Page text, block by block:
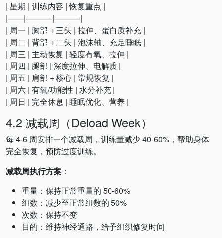
| 星期 | 训练内容 | 恢复重点 |
|——|———-|———-|
| 周一 | 胸部 + 三头 | 拉伸、蛋白质补充 |
| 周二 | 背部 + 二头 | 泡沫轴、充足睡眠 |
| 周三 | 主动恢复 | 轻度有氧、拉伸 |
| 周四 | 腿部 | 深度拉伸、电解质 |
| 周五 | 肩部 + 核心 | 常规恢复 |
| 周六 | 有氧/功能性 | 水分补充 |
| 周日 | 完全休息 | 睡眠优化、营养 |
4.2 减载周（Deload Week）
每 4-6 周安排一个减载周，训练量减少 40-60%，帮助身体
完全恢复，预防过度训练。
减载周执行方案 ：
重量：保持正常重量的 50-60%
组数：减少至正常组数的 50%
次数：保持不变
目的：维持神经通路，给予组织修复时间